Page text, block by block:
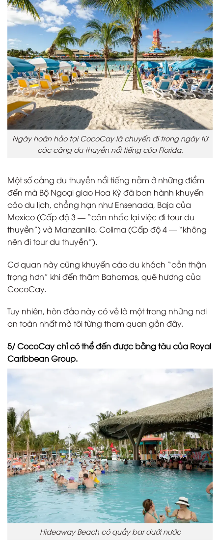
Ngày hoàn hảo tại CocoCay là chuyến đi trong ngày từ
các cảng du thuyền nổi tiếng của Florida.
Một số cảng du thuyền nổi tiếng nằm ở những điểm
đến mà Bộ Ngoại giao Hoa Kỳ đã ban hành khuyến
cáo du lịch, chẳng hạn như Ensenada, Baja của
Mexico (Cấp độ 3 — “cân nhắc lại việc đi tour du
thuyền”) và Manzanillo, Colima (Cấp độ 4 — “không
nên đi tour du thuyền”).
Cơ quan này cũng khuyến cáo du khách “cần thận
trọng hơn” khi đến thăm Bahamas, quê hương của
CocoCay.
Tuy nhiên, hòn đảo này có vẻ là một trong những nơi
an toàn nhất mà tôi từng tham quan gần đây.
5/ CocoCay chỉ có thể đến được bằng tàu của Royal
Caribbean Group.
Hideaway Beach có quầy bar dưới nước